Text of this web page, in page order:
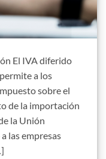
El IVA diferido
a los
sobre el
de la importación
la Unión
las empresas